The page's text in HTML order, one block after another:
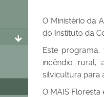
O Ministério da
do Instituto da
Este
incêndio rural,
silvicultura para
O MAIS Floresta